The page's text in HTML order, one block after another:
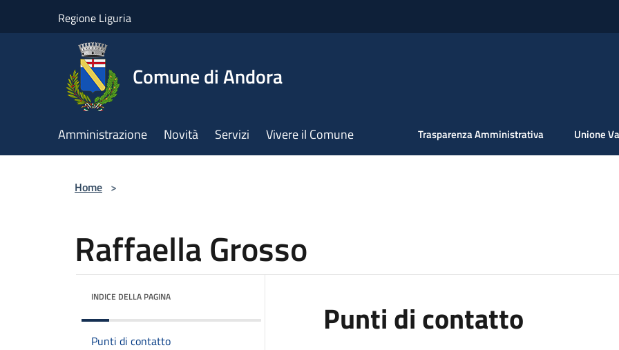
Regione Liguria
Comune di Andora
Amministrazione Novità Servizi Vivere il Comune Trasparenza Amministrativa Unione
Home >
Raffaella Grosso
INDICE DELLA PAGINA
Punti di contatto
Punti di contatto